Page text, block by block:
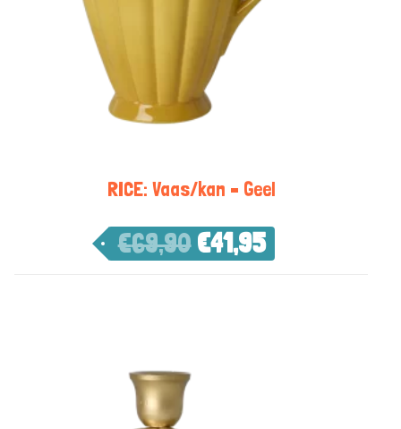
RICE: Vaas/kan – Geel
€69,90 €41,95